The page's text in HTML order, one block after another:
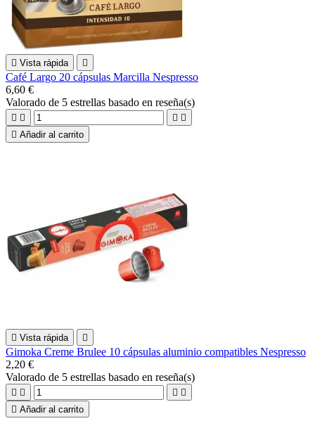
 Vista rápida 
Café Largo 20 cápsulas Marcilla Nespresso
6,60 €
Valorado de 5 estrellas basado en reseña(s)
   
 Añadir al carrito
 Vista rápida 
Gimoka Creme Brulee 10 cápsulas aluminio compatibles Nespresso
2,20 €
Valorado de 5 estrellas basado en reseña(s)
   
 Añadir al carrito